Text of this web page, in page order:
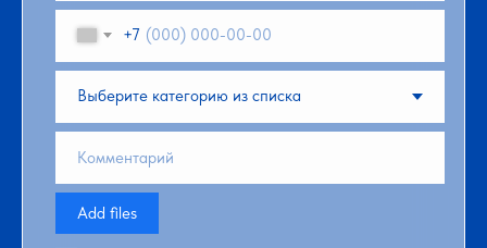
+7
Add files